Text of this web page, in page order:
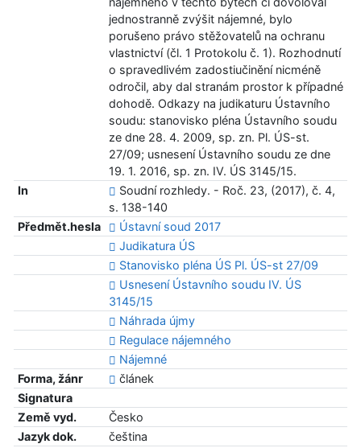
jednostranně zvýšit nájemné, bylo
porušeno právo stěžovatelů na ochranu
vlastnictví (čl. 1 Protokolu č. 1). Rozhodnutí
o spravedlivém zadostiučinění nicméně
odročil, aby dal stranám prostor k případné
dohodě. Odkazy na judikaturu Ústavního
soudu: stanovisko pléna Ústavního soudu
ze dne 28. 4. 2009, sp. zn. Pl. ÚS-st.
27/09; usnesení Ústavního soudu ze dne
19. 1. 2016, sp. zn. IV. ÚS 3145/15.
In
Soudní rozhledy. - Roč. 23, (2017), č. 4,
s. 138-140
Předmět.hesla
Ústavní soud 2017
Judikatura ÚS
Stanovisko pléna ÚS Pl. ÚS-st 27/09
Usnesení Ústavního soudu IV. ÚS
3145/15
Náhrada újmy
Regulace nájemného
Nájemné
Forma, žánr
článek
Signatura
Země vyd.
Česko
Jazyk dok.
čeština